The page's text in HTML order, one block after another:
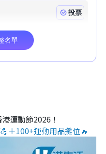
運動節2026！
＋100+運動用品攤位🔥